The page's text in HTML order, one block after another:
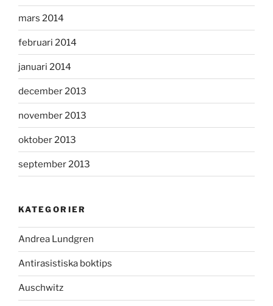
mars 2014
februari 2014
januari 2014
december 2013
november 2013
oktober 2013
september 2013
KATEGORIER
Andrea Lundgren
Antirasistiska boktips
Auschwitz